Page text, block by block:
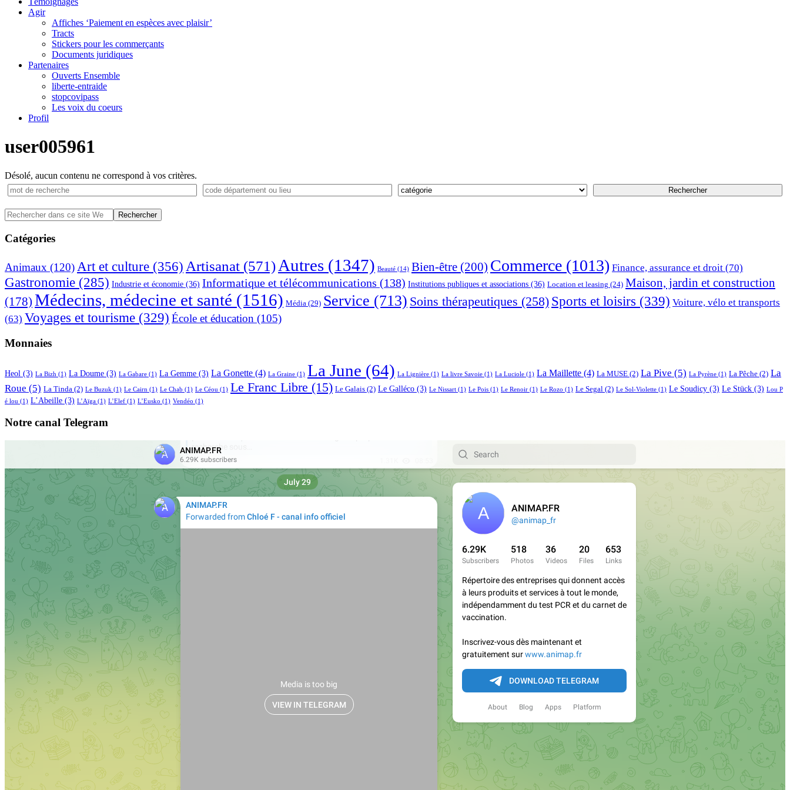
Agir
Affiches ‘Paiement en espèces avec plaisir’
Tracts
Stickers pour les commerçants
Documents juridiques
Partenaires
Ouverts Ensemble
liberte-entraide
stopcovipass
Les voix du coeurs
Profil
user005961
Désolé, aucun contenu ne correspond à vos critères.
Barre
latérale
principale
Rechercher
dans
ce
site
Catégories
Animaux (120)Art et culture (356) Artisanat (571) Autres (1347) Beauté (14) Bien-être (200) Commerce (1013) Finance, assurance et droit (70)
Gastronomie (285) Industrie et économie (36) Informatique et télécommunications (138) Institutions publiques et associations (36) Location et leasing (24) Maison, jardin et construction
(178) Médecins, médecine et santé (1516) Média (29) Service (713) Soins thérapeutiques (258) Sports et loisirs (339) Voiture, vélo et transports
(63) Voyages et tourisme (329) École et éducation (105)
Monnaies
Heol (3) La Bizh (1) La Doume (3) La Gabare (1) La Gemme (3) La Gonette (4) La Graine (1) La June (64) La Lignière (1) La livre Savoie (1) La Luciole (1) La Maillette (4) La MUSE (2) La Pive (5) La Pyrène (1) La Pêche (2) La
Roue (5) La Tinda (2) Le Buzuk (1) Le Cairn (1) Le Chab (1) Le Céou (1) Le Franc Libre (15) Le Galais (2) Le Galléco (3) Le Nissart (1) Le Pois (1) Le Renoir (1) Le Rozo (1) Le Segal (2) Le Sol-Violette (1) Le Soudicy (3) Le Stück (3) Lou P
é lou (1) L’Abeille (3) L’Aïga (1) L’Elef (1) L’Eusko (1) Vendéo (1)
Notre canal Telegram